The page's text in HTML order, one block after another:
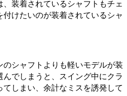
装着されているシャフトもチェ
けたいのが装着されているシャ
シャフトよりも軽いモデルが装
でしまうと、スイング中にクラ
しまい、余計なミスを誘発して